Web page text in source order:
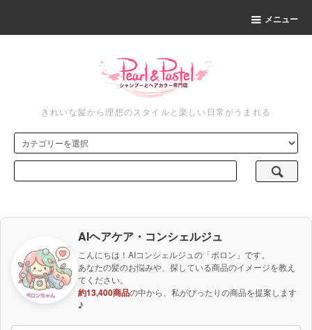
メニュー
きれいな髪から理想のスタイルと楽しい日常がうまれる
AIヘアケア・コンシェルジュ
こんにちは！AIコンシェルジュの「ポロン」です。
あなたの髪のお悩みや、探している商品のイメージを教え
てください。
約13,400商品の中から、私がぴったりの商品を提案します
♪